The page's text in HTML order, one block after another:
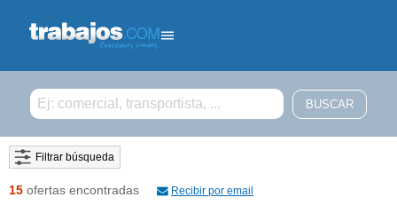
Filtrar búsqueda
15 ofertas encontradas Recibir por email